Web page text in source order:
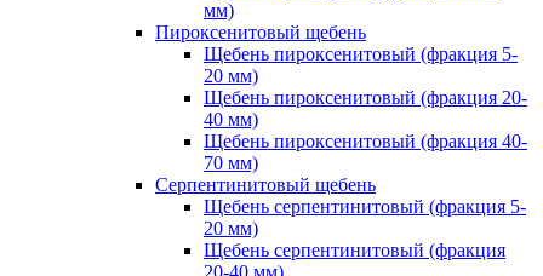
мм)
Пироксенитовый щебень
Щебень пироксенитовый (фракция 5-
20 мм)
Щебень пироксенитовый (фракция 20-
40 мм)
Щебень пироксенитовый (фракция 40-
70 мм)
Серпентинитовый щебень
Щебень серпентинитовый (фракция 5-
20 мм)
Щебень серпентинитовый (фракция
20-40 мм)